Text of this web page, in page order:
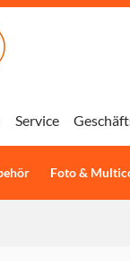
Foto &
Service